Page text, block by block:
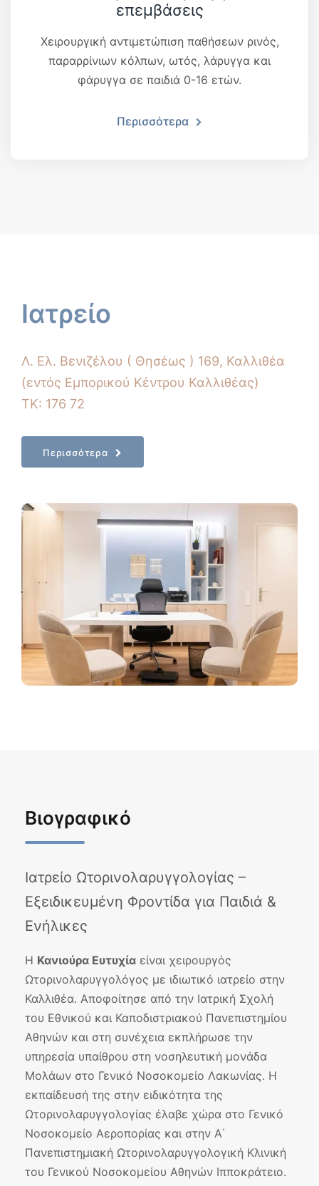
επεμβάσεις
Χειρουργική αντιμετώπιση παθήσεων ρινός,
παραρρίνιων κόλπων, ωτός, λάρυγγα και
φάρυγγα σε παιδιά 0-16 ετών.
Περισσότερα
Ιατρείο
Λ. Ελ. Βενιζέλου ( Θησέως ) 169, Καλλιθέα
(εντός Εμπορικού Κέντρου Καλλιθέας)
ΤΚ: 176 72
Περισσότερα
Βιογραφικό
Ιατρείο Ωτορινολαρυγγολογίας –
Εξειδικευμένη Φροντίδα για Παιδιά &
Ενήλικες
Η Κανιούρα Ευτυχία είναι χειρουργός
Ωτορινολαρυγγολόγος με ιδιωτικό ιατρείο στην
Καλλιθέα. Αποφοίτησε από την Ιατρική Σχολή
του Εθνικού και Καποδιστριακού Πανεπιστημίου
Αθηνών και στη συνέχεια εκπλήρωσε την
υπηρεσία υπαίθρου στη νοσηλευτική μονάδα
Μολάων στο Γενικό Νοσοκομείο Λακωνίας. Η
εκπαίδευσή της στην ειδικότητα της
Ωτορινολαρυγγολογίας έλαβε χώρα στο Γενικό
Νοσοκομείο Αεροπορίας και στην Α΄
Πανεπιστημιακή Ωτορινολαρυγγολογική Κλινική
του Γενικού Νοσοκομείου Αθηνών Ιπποκράτειο.